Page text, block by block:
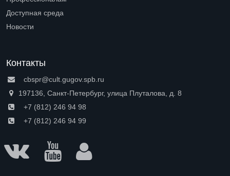
Доступная среда
Новости
Контакты
cbspr@cult.gugov.spb.ru
197136, Санкт-Петербург, улица Плуталова, д. 8
+7 (812) 246 94 98
+7 (812) 246 94 99